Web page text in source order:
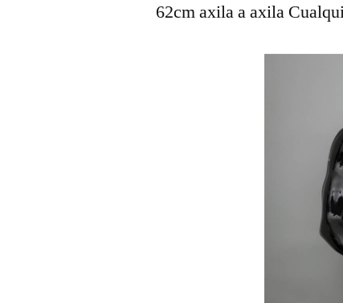
62cm axila a axila